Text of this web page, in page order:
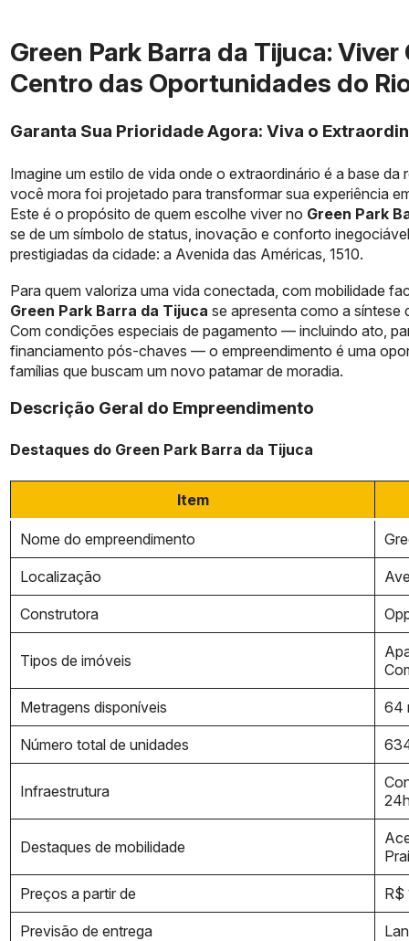
Green Park Barra da Tijuca:
Centro das Oportunidades do
Garanta Sua Prioridade Agora: Viva o
Imagine um estilo de vida onde o extraordinário é a base
você mora foi projetado para transformar sua experiência
Este é o propósito de quem escolhe viver no Green Park
se de um símbolo de status, inovação e conforto
prestigiadas da cidade: a Avenida das Américas, 1510.
Para quem valoriza uma vida conectada, com mobilidade
Green Park Barra da Tijuca se apresenta como a síntese
Com condições especiais de pagamento — incluindo ato,
financiamento pós-chaves — o empreendimento é uma
famílias que buscam um novo patamar de moradia.
Descrição Geral do Empreendimento
Destaques do Green Park Barra da Tijuca
Item
Nome do empreendimento
Localização
Construtora
Tipos de imóveis
Metragens disponíveis 64
Número total de unidades
Infraestrutura
Destaques de mobilidade
Preços a partir de R$
Previsão de entrega